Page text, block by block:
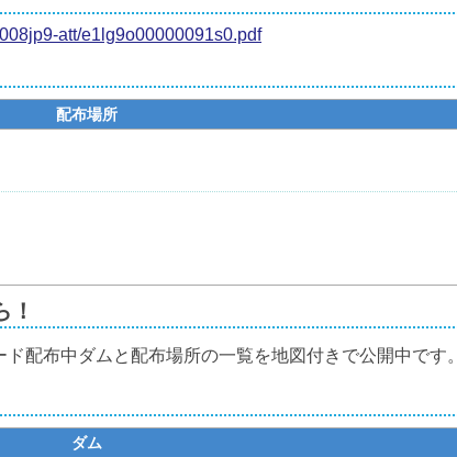
att/e1lg9o00000091s0.pdf
配布場所
ド配布中ダムと配布場所の一覧を地図付きで公開中です。
ダム